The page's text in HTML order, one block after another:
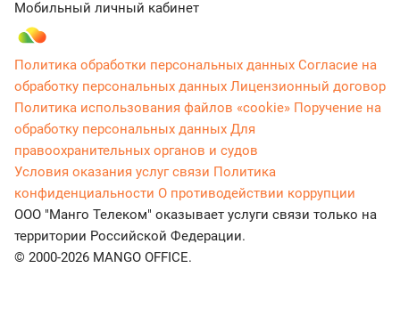
Мобильный личный кабинет
Политика обработки персональных данных Согласие на
обработку персональных данных Лицензионный договор
Политика использования файлов «cookie» Поручение на
обработку персональных данных Для
правоохранительных органов и судов
Условия оказания услуг связи Политика
конфиденциальности О противодействии коррупции
ООО "Манго Телеком" оказывает услуги связи только на
территории Российской Федерации.
© 2000-2026 MANGO OFFICE.